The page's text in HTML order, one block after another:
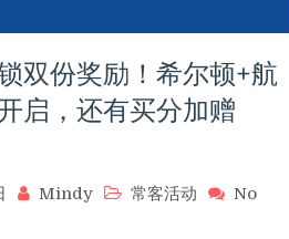
双份奖励！希尔顿+航
启，还有买分加赠
Mindy 常客活动
No